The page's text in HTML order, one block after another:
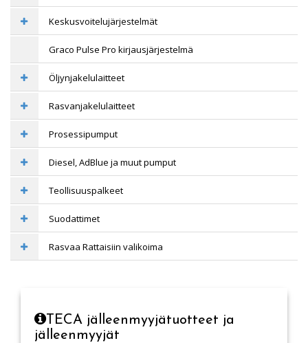
Keskusvoitelujärjestelmät
Graco Pulse Pro kirjausjärjestelmä
Öljynjakelulaitteet
Rasvanjakelulaitteet
Prosessipumput
Diesel, AdBlue ja muut pumput
Teollisuuspalkeet
Suodattimet
Rasvaa Rattaisiin valikoima
TECA jälleenmyyjätuotteet ja
jälleenmyyjät